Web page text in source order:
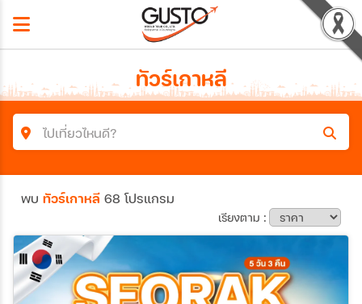
ทัวร์เกาหลี
ไปเที่ยวไหนดี?
ประเทศ
พบ ทัวร์เกาหลี 68 โปรแกรม
เรียงตาม :